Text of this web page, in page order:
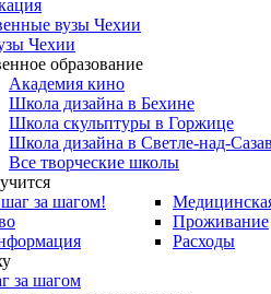
вузы Чехии
Чехии
образование
Академия кино
Школа дизайна в Бехине
Школа скульптуры в Горжице
Школа дизайна в Светле-над-
Все творческие школы
за шагом!
Проживание
Расходы
за шагом